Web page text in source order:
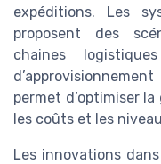
expéditions. Les
proposent des
chaines
permet d’optimiser
les coûts et les
Les innovations